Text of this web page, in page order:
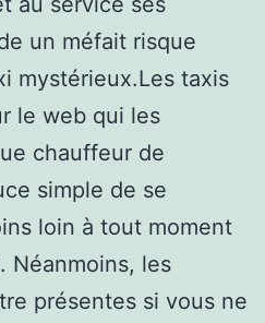
un méfait risque
mystérieux.Les taxis
le web qui les
chauffeur de
simple de se
loin à tout moment
Néanmoins, les
présentes si vous ne